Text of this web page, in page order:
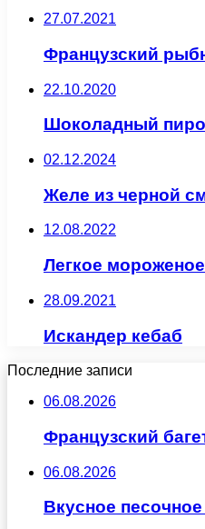
27.07.2021
Французский
22.10.2020
Шоколадный
02.12.2024
Желе из черной
12.08.2022
Легкое
28.09.2021
Искандер кебаб
Последние записи
06.08.2026
Французский
06.08.2026
Вкусное